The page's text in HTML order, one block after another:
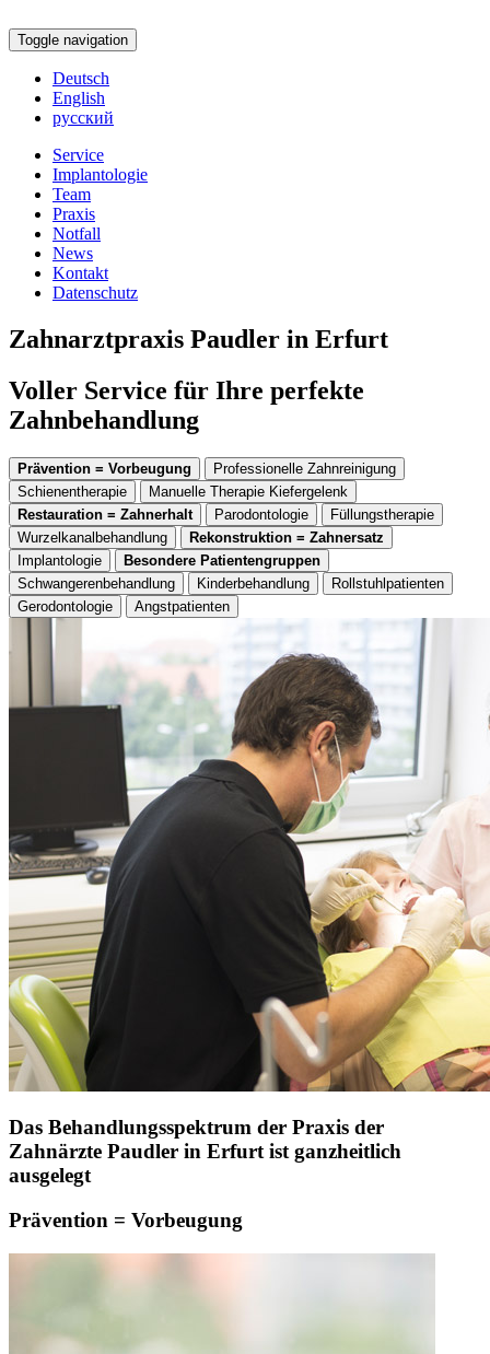
Toggle navigation
Deutsch
English
русский
Service
Implantologie
Team
Praxis
Notfall
News
Kontakt
Datenschutz
Zahnarztpraxis Paudler in Erfurt
Voller Service für Ihre perfekte
Zahnbehandlung
Prävention = Vorbeugung
Professionelle Zahnreinigung
Schienentherapie
Manuelle Therapie Kiefergelenk
Restauration = Zahnerhalt
Parodontologie
Füllungstherapie
Wurzelkanalbehandlung
Rekonstruktion = Zahnersatz
Implantologie
Besondere Patientengruppen
Schwangerenbehandlung
Kinderbehandlung
Rollstuhlpatienten
Gerodontologie
Angstpatienten
Das Behandlungsspektrum der Praxis der
Zahnärzte Paudler in Erfurt ist ganzheitlich
ausgelegt
Prävention = Vorbeugung